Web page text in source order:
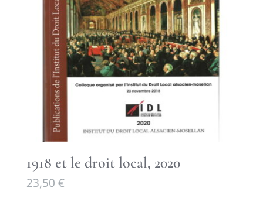
1918 et le droit local, 2020
23,50 €